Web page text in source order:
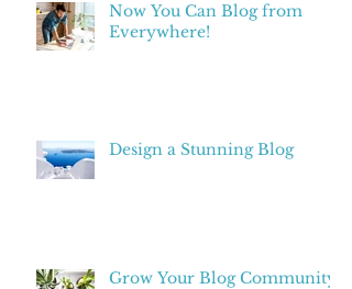
Now You Can Blog from
Everywhere!
Design a Stunning Blog
Grow Your Blog Community